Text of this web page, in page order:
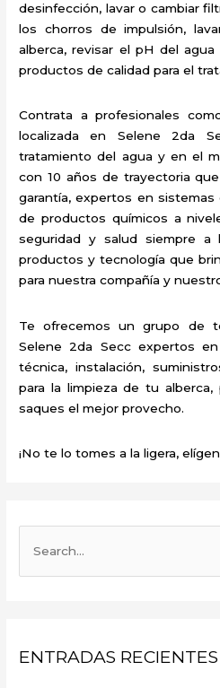
desinfección, lavar o cambiar
los chorros de impulsión,
alberca, revisar el pH del
productos de calidad para el
Contrata a profesionales
localizada en Selene 2da
tratamiento del agua y en el
con 10 años de trayectoria
garantía, expertos en
de productos químicos a
seguridad y salud siempre a
productos y tecnología que
para nuestra compañía y
Te ofrecemos un grupo de
Selene 2da Secc expertos
técnica, instalación,
para la limpieza de tu
saques el mejor provecho.
¡No te lo tomes a la ligera,
r
ENTRADAS RECIENTES